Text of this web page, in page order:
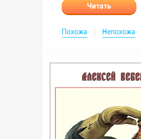
Читать
Похожа Непохожа